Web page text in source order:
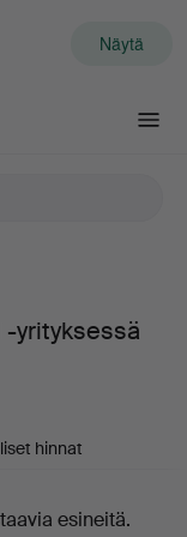
Näytä
yrityksessä
hinnat
esineitä.